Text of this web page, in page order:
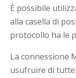
È possibile
alla casella di
protocollo ha le
La connessione
usufruire di